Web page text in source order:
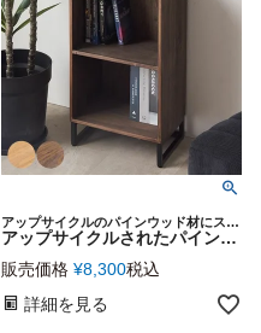
アップサイクルのパインウッド材にスリムなアイアンスタンドを合わせた本棚。
アップサイクルされたパイン材で作られた一人暮らしにちょうどいいコンパクトな本棚[51371]
販売価格 ¥8,300税込
詳細を見る